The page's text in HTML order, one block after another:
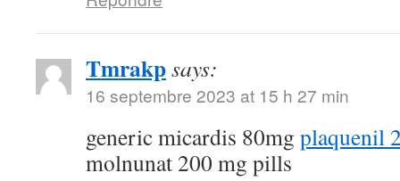
Tmrakpsays:
16 septembre 2023 at 15 h 27 min
generic micardis 80mg plaquenil
molnunat 200 mg pills